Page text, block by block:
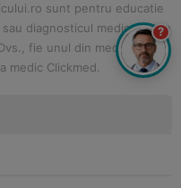
sunt pentru educatie
diagnosticul medical. Este
fie unul din medicii
medic Clickmed.
?